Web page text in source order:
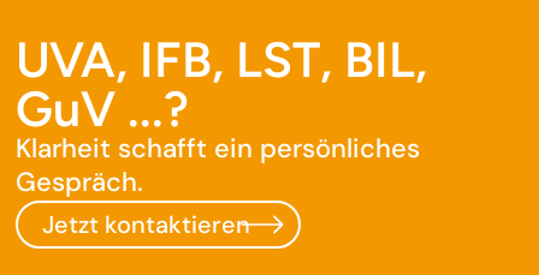
UVA, IFB, LST, BIL,
GuV ...?
Klarheit schafft ein persönliches
Gespräch.
Jetzt kontaktieren